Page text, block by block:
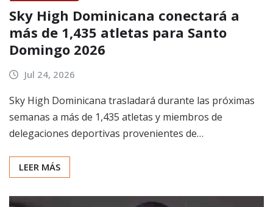
Sky High Dominicana conectará a
más de 1,435 atletas para Santo
Domingo 2026
Jul 24, 2026
Sky High Dominicana trasladará durante las próximas
semanas a más de 1,435 atletas y miembros de
delegaciones deportivas provenientes de…
LEER MÁS